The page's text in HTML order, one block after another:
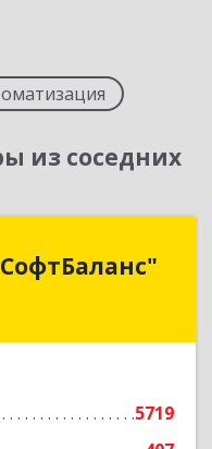
из соседних
5719
Заневский пр-кт,